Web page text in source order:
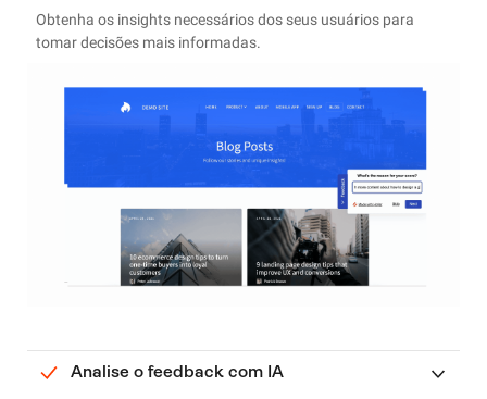
Obtenha os insights necessários dos seus usuários para
tomar decisões mais informadas.
Analise o feedback com IA